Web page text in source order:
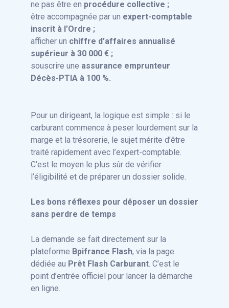
ne pas être en procédure collective ;
être accompagnée par un expert-comptable
inscrit à l’Ordre ;
afficher un chiffre d’affaires annualisé
supérieur à 30 000 € ;
souscrire une assurance emprunteur
Décès-PTIA à 100 %.
Pour un dirigeant, la logique est simple : si le
carburant commence à peser lourdement sur la
marge et la trésorerie, le sujet mérite d’être
traité rapidement avec l’expert-comptable.
C’est le moyen le plus sûr de vérifier
l’éligibilité et de préparer un dossier solide.
Les bons réflexes pour déposer un dossier
sans perdre de temps
La demande se fait directement sur la
plateforme Bpifrance Flash, via la page
dédiée au Prêt Flash Carburant. C’est le
point d’entrée officiel pour lancer la démarche
en ligne.